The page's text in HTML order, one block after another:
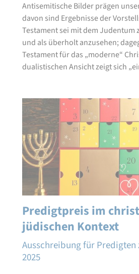
Antisemitische Bilder prägen
davon sind Ergebnisse der
Testament sei mit dem Judentum
und als überholt anzusehen;
Testament für das „moderne“
dualistischen Ansicht zeigt sich
Predigtpreis im
jüdischen Kontext
Ausschreibung für Predigten
2025